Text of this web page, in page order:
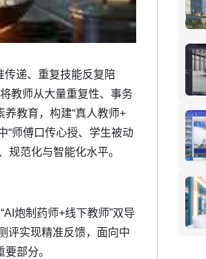
传递、重复技能反复陪
教师从大量重复性、事务
教育，构建“真人教师+
“师傅口传心授、学生被动
规范化与智能化水平。
炮制药师+线下教师”双导
评实现精准反馈，面向中
部分。